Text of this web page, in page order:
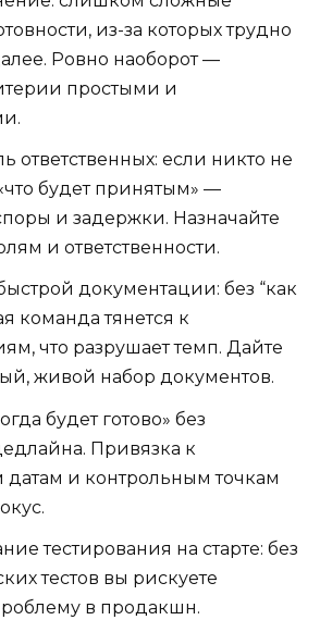
из-за которых трудно
Ровно наоборот —
простыми и
ответственных: если никто не
будет принятым» —
и задержки. Назначайте
и ответственности.
документации: без “как
команда тянется к
что разрушает темп. Дайте
живой набор документов.
будет готово» без
Привязка к
датам и контрольным точкам
тестирования на старте: без
тестов вы рискуете
в продакшн.